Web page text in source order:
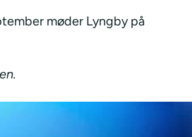
møder Lyngby på